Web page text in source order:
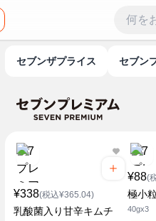
セブンザプライス セブ
¥338(税込¥365.04)
乳酸菌入り甘辛キムチ
¥88(
極小
40gx3